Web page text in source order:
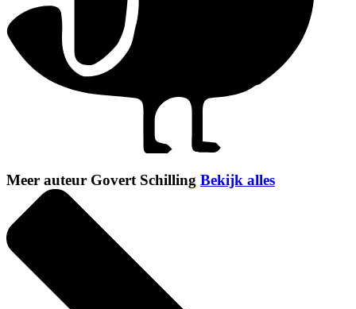
Meer auteur Govert Schilling Bekijk alles